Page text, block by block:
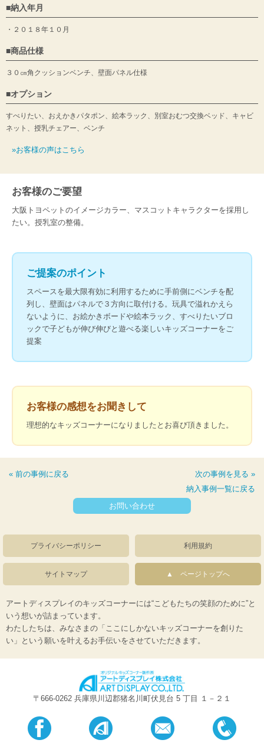
納入年月
２０１８年１０月
商品仕様
３０㎝角クッションベンチ、壁面パネル仕様
オプション
すべりたい、おえかきパタポン、絵本ラック、別室おむつ交換ベッド、キャビ
ネット、授乳チェアー、ベンチ
»お客様の声はこちら
お客様のご要望
大阪トヨペットのイメージカラー、マスコットキャラクターを採用し
たい。授乳室の整備。
ご提案のポイント
スペースを最大限有効に利用するために手前側にベンチを配
列し、壁面はパネルで３方向に取付ける。玩具で溢れかえら
ないように、お絵かきボードや絵本ラック、すべりたいブロ
ックで子どもが伸び伸びと遊べる楽しいキッズコーナーをご
提案
お客様の感想をお聞きして
理想的なキッズコーナーになりましたとお喜び頂きました。
« 前の事例に戻る
次の事例を見る »
納入事例一覧に戻る
お問い合わせ
プライバシーポリシー 利用規約
サイトマップ ページトップへ
アートディスプレイのキッズコーナーには“こどもたちの笑顔のために”と
いう想いが詰まっています。
わたしたちは、みなさまの「ここにしかないキッズコーナーを創りた
い」という願いを叶えるお手伝いをさせていただきます。
〒666-0262 兵庫県川辺郡猪名川町伏見台 5 丁目 １－２１